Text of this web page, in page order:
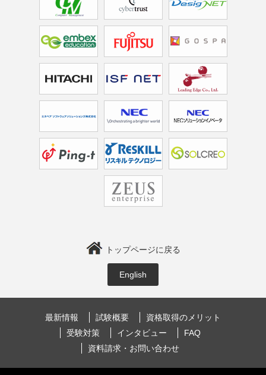
トップページに戻る
English
最新情報 試験概要
資格取得のメリット
受験対策
インタビュー
FAQ
資料請求・お問い合わせ